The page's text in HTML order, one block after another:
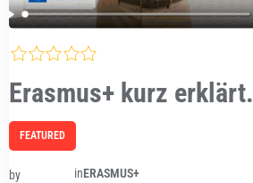
Erasmus+ kurz erklärt.
FEATURED
by
inERASMUS+